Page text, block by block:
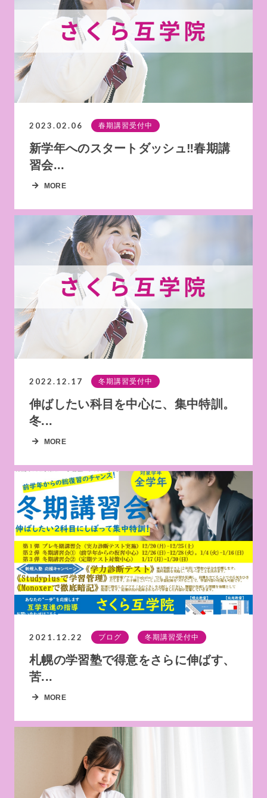
2023.02.06 春期講習受付中
新学年へのスタートダッシュ‼春期講
習会...
MORE
2022.12.17 冬期講習受付中
伸ばしたい科目を中心に、集中特訓。
冬...
MORE
2021.12.22 ブログ 冬期講習受付中
札幌の学習塾で得意をさらに伸ばす、
苦...
MORE